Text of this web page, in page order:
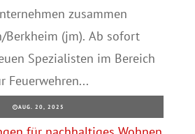
zusammen
Berkheim (jm). Ab sofort
Spezialisten im Bereich
Feuerwehren...
AUG. 20, 2025